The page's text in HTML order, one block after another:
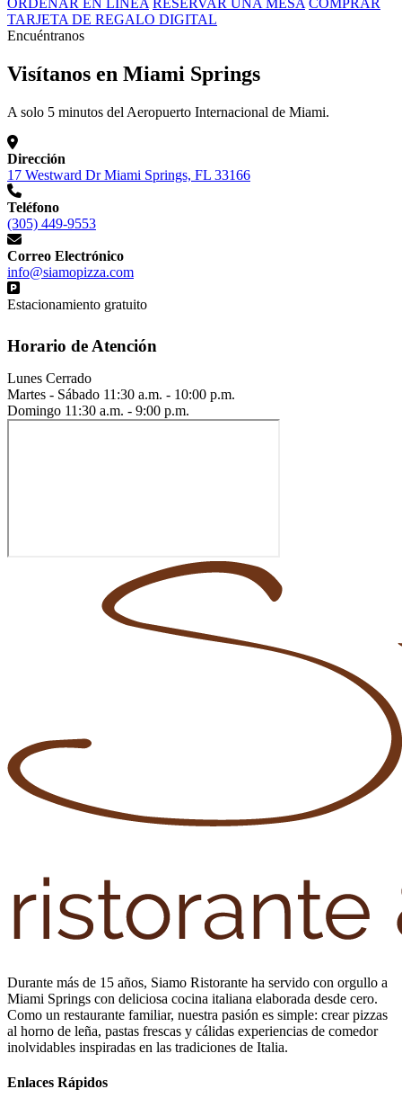
ORDENAR EN LÍNEA RESERVAR UNA MESA COMPRAR
TARJETA DE REGALO DIGITAL
Encuéntranos
Visítanos en Miami Springs
A solo 5 minutos del Aeropuerto Internacional de Miami.
Dirección
17 Westward Dr Miami Springs, FL 33166
Teléfono
(305) 449-9553
Correo Electrónico
info@siamopizza.com
Estacionamiento gratuito
Horario de Atención
Lunes Cerrado
Martes - Sábado 11:30 a.m. - 10:00 p.m.
Domingo 11:30 a.m. - 9:00 p.m.
Durante más de 15 años, Siamo Ristorante ha servido con orgullo a
Miami Springs con deliciosa cocina italiana elaborada desde cero.
Como un restaurante familiar, nuestra pasión es simple: crear pizzas
al horno de leña, pastas frescas y cálidas experiencias de comedor
inolvidables inspiradas en las tradiciones de Italia.
Enlaces Rápidos